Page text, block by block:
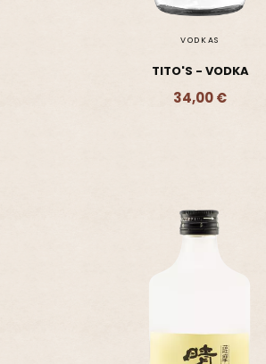
VODKAS
TITO'S - VODKA
34,00 €
Ajouter - 34,00 €